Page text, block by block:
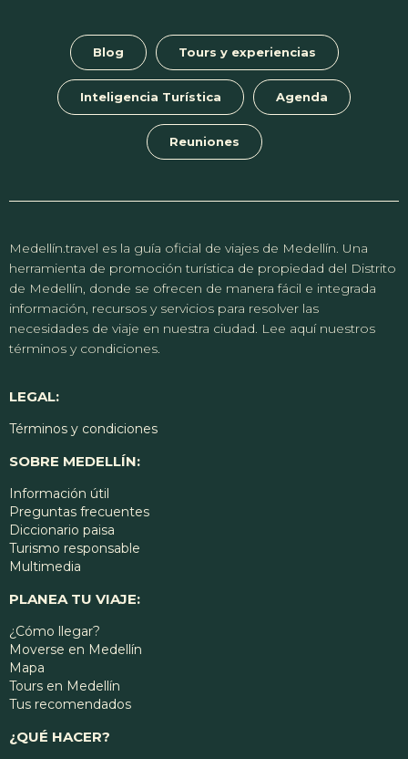
Blog Tours y experiencias
Inteligencia Turística Agenda
Reuniones
Medellín.travel es la guía oficial de viajes de Medellín. Una
herramienta de promoción turística de propiedad del Distrito
de Medellín, donde se ofrecen de manera fácil e integrada
información, recursos y servicios para resolver las
necesidades de viaje en nuestra ciudad. Lee aquí nuestros
términos y condiciones.
LEGAL:
Términos y condiciones
SOBRE MEDELLÍN:
Información útil
Preguntas frecuentes
Diccionario paisa
Turismo responsable
Multimedia
PLANEA TU VIAJE:
¿Cómo llegar?
Moverse en Medellín
Mapa
Tours en Medellín
Tus recomendados
¿QUÉ HACER?